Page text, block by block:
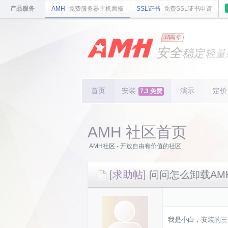
产品服务 AMH 免费服务器主机面板 SSL证书 免费SSL证书申请
15周年
国内领先
安全稳定轻量
首页 安装 7.3 免费 演示 定价
AMH 社区首页
AMH社区 - 开放自由有价值的社区
[求助帖] 问问怎么卸载
我是小白，安装的